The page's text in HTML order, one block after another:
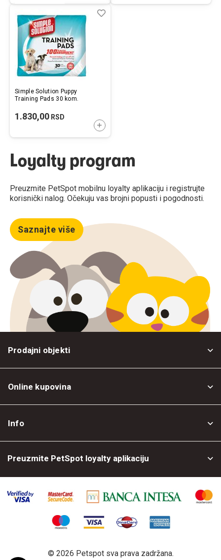
Simple Solution Puppy
Training Pads 30 kom.
1.830,00 RSD
DODAJTE U KORPU
Lista
Uporedi
Loyalty program
Preuzmite PetSpot mobilnu loyalty aplikaciju i registrujte
korisnički nalog. Očekuju vas brojni popusti i pogodnosti.
Saznajte više
Prodajni objekti
Online kupovina
Info
Preuzmite PetSpot loyalty aplikaciju
© 2026 Petspot sva prava zadržana.